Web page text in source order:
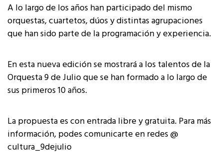
A lo largo de los años han participado del mismo
orquestas, cuartetos, dúos y distintas agrupaciones
que han sido parte de la programación y experiencia.
En esta nueva edición se mostrará a los talentos de la
Orquesta 9 de Julio que se han formado a lo largo de
sus primeros 10 años.
La propuesta es con entrada libre y gratuita. Para más
información, podes comunicarte en redes @
cultura_9dejulio